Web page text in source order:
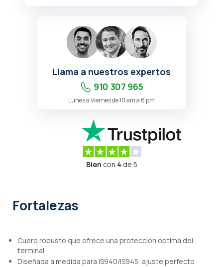
Llama a nuestros expertos
910 307 965
Lunes a Viernes de 10 am a 6 pm
Bien con 4 de 5
Fortalezas
Cuero robusto que ofrece una protección óptima del
terminal
Diseñada a medida para IS940/IS945, ajuste perfecto